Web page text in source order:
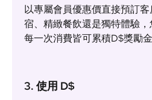
以專屬會員優惠價直接預訂
宿、精緻餐飲還是獨特體驗
每一次消費皆可累積D$獎勵金
3. 使用 D$